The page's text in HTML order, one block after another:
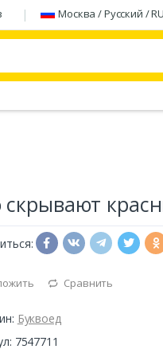
Москва / Русский /
скрывают
Сравнить
Буквоед
7547711